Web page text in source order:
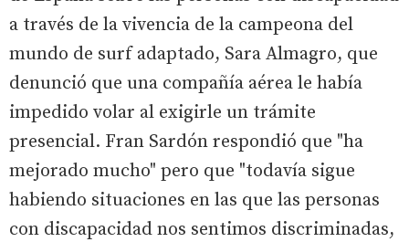
a través de la vivencia de la campeona del
mundo de surf adaptado, Sara Almagro, que
denunció que una compañía aérea le había
impedido volar al exigirle un trámite
presencial. Fran Sardón respondió que "ha
mejorado mucho" pero que "todavía sigue
habiendo situaciones en las que las personas
con discapacidad nos sentimos discriminadas,